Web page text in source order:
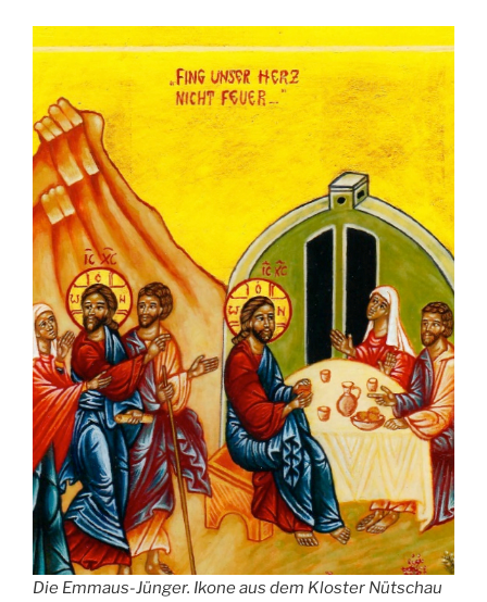
Die Emmaus-Jünger. Ikone aus dem Kloster Nütschau